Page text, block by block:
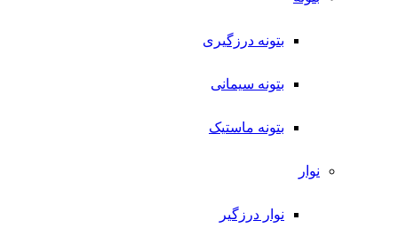
بتونه درزگیری
بتونه سیمانی
بتونه ماستیک
نوار
نوار درزگیر